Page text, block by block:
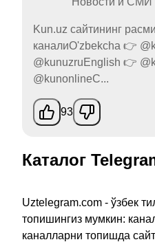
Kun.uz сайтининг
каналиO'zbekcha 👉
@kunuzruEnglish 👉
@kunonlineС...
93
Каталог
Uztelegram.com - ўзбек
топишингиз мумкин:
каналларни топишда